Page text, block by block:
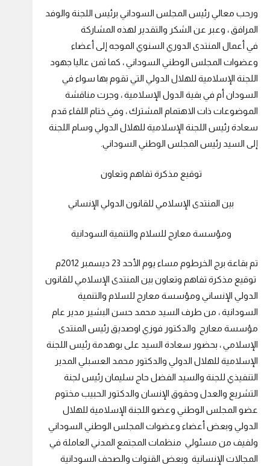
ورحب معالي رئيس المجلس السوداني برئيس اللجنة والوفد
المرافق ، وعبر عن الشكر والتقدير لهذه المشاركة
في أعمال المنتدى الدوري السنوي الموجه إلى أعضاء
وعضوات المجلس الوطني السوداني ، كما ثمن عاليا جهود
اللجنة الإسلامية للهلال الدولي التي تقوم بها سواء في
السودان أم في بقية الدول الإسلامية ، وجرت مناقشة
الموضوعات ذات الاهتمام المشترك ، وفي ختام اللقاء قدم
سعادة رئيس اللجنة الإسلامية للهلال الدولي وسام اللجنة
إلى السيد رئيس المجلس الوطني السوداني.
توقيع مذكرة تفاهم وتعاون
بين المنتدى الإسلامي للقانون الدولي الإنساني
ومؤسسة معارج للسلام والتنمية السودانية
تم بقاعة برج الخرطوم مساء يوم الأحد 23 ديسمبر 2012م
توقيع مذكرة تفاهم وتعاون بين المنتدى الإسلامي للقانون
الدولي الإنساني ومؤسسة معارج للسلام والتنمية
السودانية ، من طرف السيد محمد حسن البشير مدير عام
مؤسسة معارج والدكتور فوزي اوصديق رئيس المنتدى
الإسلامي ، بحضور سعادة السيد على بوهدمة رئيس اللجنة
الإسلامية للهلال الدولي والدكتور محمد العسبلي المدير
التنفيذي للجنة والسيد الفضل حاج سليمان رئيس لجنة
التشريع والعدل وحقوق الإنسان والدكتور الحبيب مختوم
عضو المجلس الوطني وعضو اللجنة الإسلامية للهلال
الدولي وبعض أعضاء وعضوات المجلس الوطني السوداني
ولفيف من مسئولي منظمات المجتمع المدني العاملة في
المجالات الإنسانية وبعض القنوات والصحف السودانية